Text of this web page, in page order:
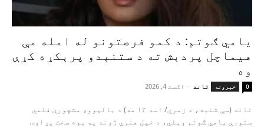
یامي ګوتم: د کمو فرصتونو له امله مې
هیماچل پردېش ته د ستنېدو پرېکړه کړې
وه
خبرونه تاند - اګست 4, 2026 0
تاند (سې شنبه، د زمري/ اسد ۱۳ مه) د بالیووډ مشهورې فلمي
ستورې یامي ګوتم ویلي، د خپل هنري ژوند په یوه سخت پړاو...